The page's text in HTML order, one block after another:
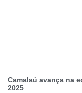
Camalaú avança na
2025